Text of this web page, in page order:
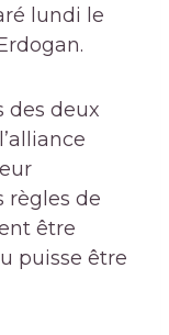
lundi le
des deux
règles de
être
puisse être